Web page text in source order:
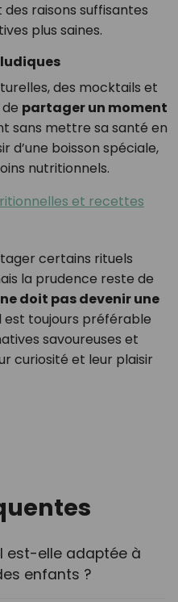
raisons suffisantes
plus saines.
des mocktails et
partager un moment
sans mettre sa santé en
d’une boisson spéciale,
nutritionnels.
et recettes
certains rituels
la prudence reste de
doit pas devenir une
est toujours préférable
savoureuses et
curiosité et leur plaisir
est-elle adaptée à
enfants ?